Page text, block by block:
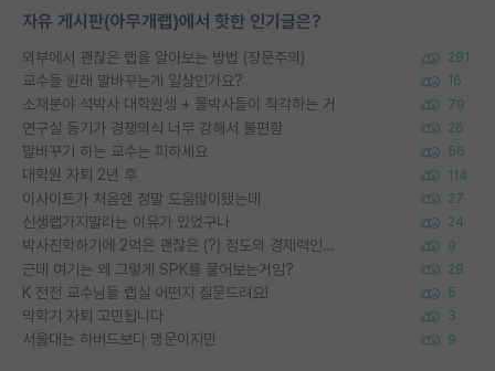
자유 게시판(아무개랩)에서 핫한 인기글은?
외부에서 괜찮은 랩을 알아보는 방법 (장문주의) 281
교수들 원래 말바꾸는게 일상인가요? 16
소재분야 석박사 대학원생 + 물박사들이 착각하는 거 79
연구실 동기가 경쟁의식 너무 강해서 불편함 26
말바꾸기 하는 교수는 피하세요 56
대학원 자퇴 2년 후 114
이사이트가 처음엔 정말 도움많이됐는데 27
신생랩가지말라는 이유가 있었구나 24
박사진학하기에 2억은 괜찮은 (?) 정도의 경제력인가요 9
근데 여기는 왜 그렇게 SPK를 물어보는거임? 28
K 전전 교수님들 랩실 어떤지 질문드려요! 5
막학기 자퇴 고민됩니다 3
서울대는 하버드보다 명문이지만 9